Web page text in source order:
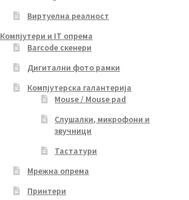
Виртуелна реалност
Компјутери и IT опрема
Barcode скенери
Дигитални фото рамки
Компјутерска галантерија
Mouse / Mouse pad
Слушалки, микрофони и
звучници
Тастатури
Мрежна опрема
Принтери